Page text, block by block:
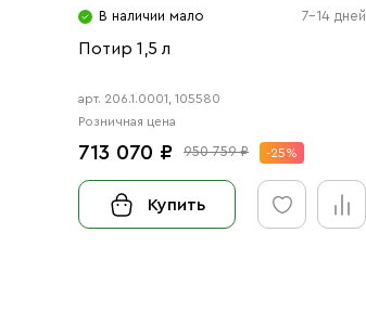
В наличии мало 7-14 дней
Потир 1,5 л
арт. 206.1.0001, 105580
Розничная цена
713 070 ₽ 950 759 ₽ -25%
Купить